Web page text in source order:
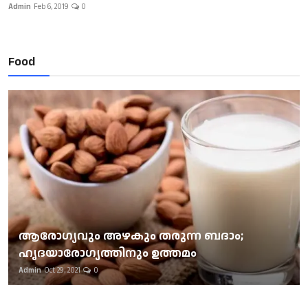
Admin Feb 6, 2019 0
Food
ആരോഗ്യവും അഴകും തരുന്ന ബദാം;
ഹൃദയാരോഗ്യത്തിനും ഉത്തമം
Admin Oct 29, 2021 0